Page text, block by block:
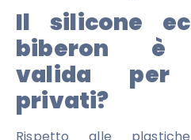
Il silicone
biberon è
valida
privati?
Rispetto alle